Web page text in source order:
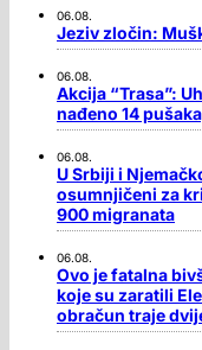
06.08.
Jeziv zločin:
06.08.
Akcija “Trasa”:
nađeno 14
06.08.
U Srbiji i
osumnjičeni za
900 migranata
06.08.
Ovo je fatalna
koje su zaratili
obračun traje